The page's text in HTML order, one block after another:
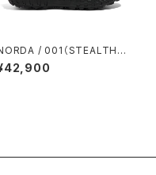
/ 001（STEALTH B
）